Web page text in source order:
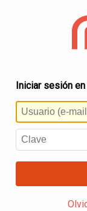
Iniciar sesión